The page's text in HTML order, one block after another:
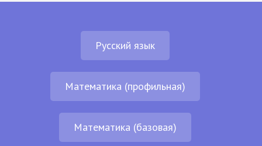
Русский язык
Математика (профильная)
Математика (базовая)